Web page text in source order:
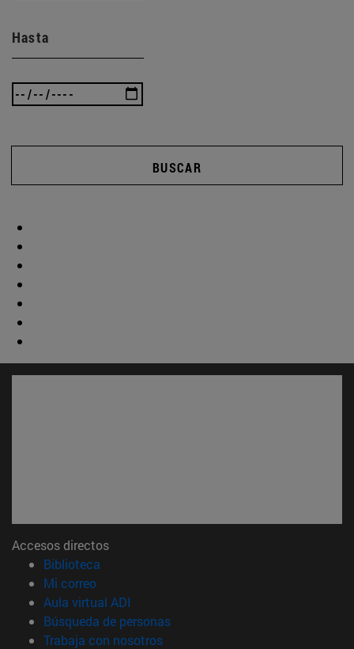
Hasta
BUSCAR
Accesos directos
Biblioteca
Mi correo(abre en nueva ventana)
Aula virtual ADI
Búsqueda de personas(abre en nueva ventana)
Trabaja con nosotros(abre en nueva ventana)